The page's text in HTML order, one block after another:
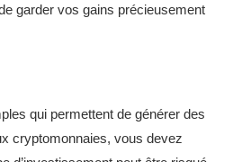
garder vos gains précieusement
qui permettent de générer des
cryptomonnaies, vous devez